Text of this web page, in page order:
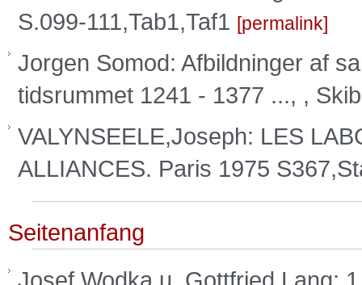
S.099-111,Tab1,Taf1 permalink
Jorgen Somod: Afbildninger af
tidsrummet 1241 - 1377 ..., ,
VALYNSEELE,Joseph: LES
ALLIANCES. Paris 1975
Seitenanfang